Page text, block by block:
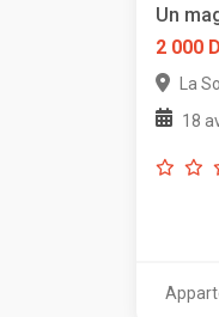
Un
2 000
La
18